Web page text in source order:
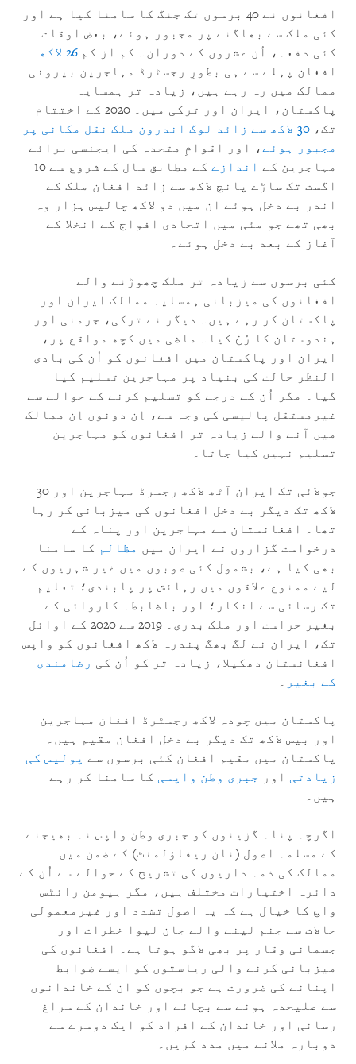
افغانوں نے 40 برسوں تک جنگ کا سامنا کیا ہے اور
کئی ملک سے بھاگنے پر مجبور ہوئے، بعض اوقات
کئی دفعہ، اُن عشروں کے دوران۔ کم از کم
افغان پہلے سے ہی بطورِ رجسٹرڈ مہاجرین بیرونی
ممالک میں رہ رہے ہیں، زیادہ تر ہمسایہ
پاکستان، ایران اور ترکی میں۔ 2020 کے اختتام
تک،
30 لاکھ سے زائد لوگ اندرون ملک نقل مکانی پر
مجبور ہوئے، اور اقوامِ متحدہ کی ایجنسی برائے
مہاجرین کے اندازے
کے مطابق سال کے شروع سے 10
اگست تک ساڑے پانچ لاکھ سے زائد افغان ملک کے
اندر بے دخل ہوئے ان میں دو لاکھ چالیس ہزار وہ
بھی تھے جو مئی میں اتحادی افواج کے انخلا کے
آغاز کے بعد بے دخل ہوئے۔
کئی برسوں سے زیادہ تر ملک چھوڑنے والے
افغانوں کی میزبانی ہمسایہ ممالک ایران اور
پاکستان کر رہے ہیں۔ دیگر نے ترکی، جرمنی اور
ہندوستان کا رُخ کیا۔ ماضی میں کچھ مواقع پر،
ایران اور پاکستان میں افغانوں کو اُن کی بادی
النظر حالت کی بنیاد پر مہاجرین تسلیم کیا
گیا۔ مگر اُن کے درجے کو تسلیم کرنے کے حوالے سے
غیرمستقل پالیسی کی وجہ سے، اِن دونوں اِن ممالک
میں آنے والے زیادہ تر افغانوں کو مہاجرین
تسلیم نہیں کیا جاتا۔
جولائی تک ایران آٹھ لاکھ رجسرڈ مہاجرین اور 30
لاکھ تک دیگر بے دخل افغانوں کی میزبانی کر رہا
تھا۔ افغانستان سے مہاجرین اور پناہ کے
درخواست گزاروں نے ایران میں مظالم کا سامنا
بھی کیا ہے، بشمول کئی صوبوں میں غیر شہریوں کے
لیے ممنوع علاقوں میں رہائش پر پابندی؛ تعلیم
تک رسائی سے انکار؛ اور باضابطہ کاروائی کے
بغیر حراست اور ملک بدری۔ 2019 سے 2020 کے اوائل
تک، ایران نے لگ بھگ پندرہ لاکھ افغانوں کو واپس
افغانستان دھکیلا، زيادہ تر کو اُن کی رضامندی
کے بغیر ۔
پاکستان میں چودہ لاکھ رجسٹرڈ افغان مہاجرین
اور بیس لاکھ تک دیگر بے دخل افغان مقیم ہیں۔
پاکستان میں مقیم افغان کئی برسوں سے پولیس کی
زيادتی اور جبری وطن واپسی کا سامنا کر رہے
ہیں۔
اگرچہ پناہ گزینوں کو جبری وطن واپس نہ بھیجنے
کے مسلمہ اصول (نان ریفاؤلمنٹ) کے ضمن میں
ممالک کی ذمہ داریوں کی تشریح کے حوالے سے اُن کے
دائرہ اختیارات مختلف ہیں، مگر ہیومن رائٹس
واچ کا خیال ہے کہ یہ اصول تشدد اور غیرمعمولی
حالات سے جنم لینے والے جان لیوا خطرات اور
جسمانی وقار پر بھی لاگو ہوتا ہے۔ افغانوں کی
میزبانی کرنے والی ریاستوں کو ایسے ضوابط
اپنانے کی ضرورت ہے جو بچوں کو ان کے خاندانوں
سے علیحدہ ہونے سے بچائے اور خاندان کے سراغ
رسانی اور خاندان کے افراد کو ایک دوسرے سے
دوبارہ ملانے میں مدد کریں۔